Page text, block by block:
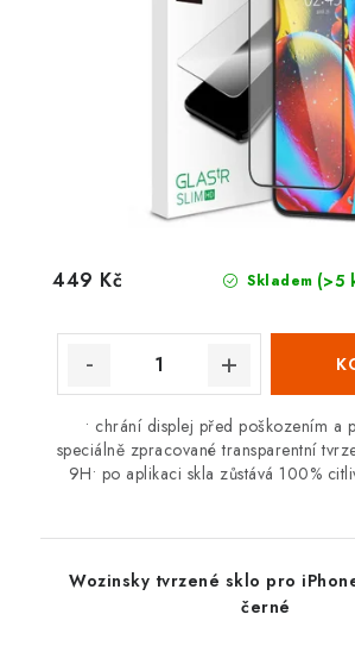
Skladem (>5
449 Kč
• chrání displej před poškozením a
speciálně zpracované transparentní
9H• po aplikaci skla zůstává 100%
Wozinsky tvrzené sklo pro
černé